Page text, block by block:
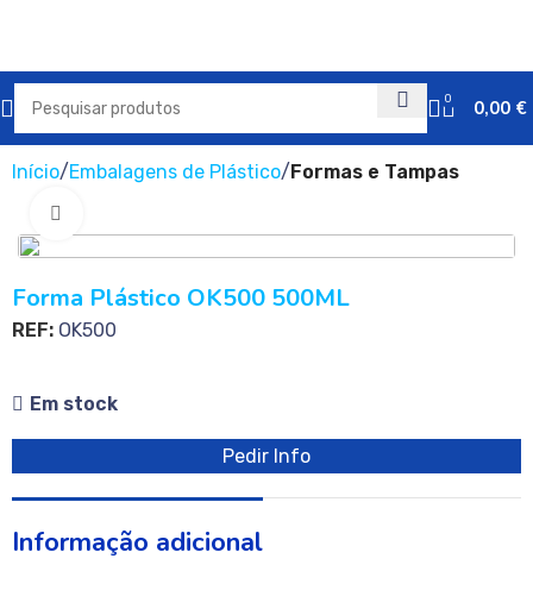
0 0,00 €
Início Embalagens de Plástico Formas e Tampas
Forma Plástico OK500 500ML
REF: OK500
Em stock
Pedir Info
Informação adicional